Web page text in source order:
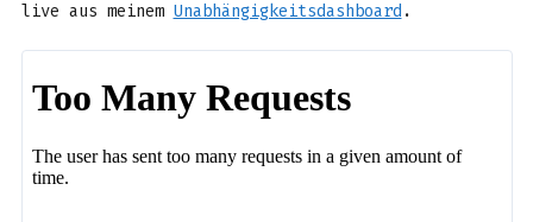
live aus meinem Unabhängigkeitsdashboard .